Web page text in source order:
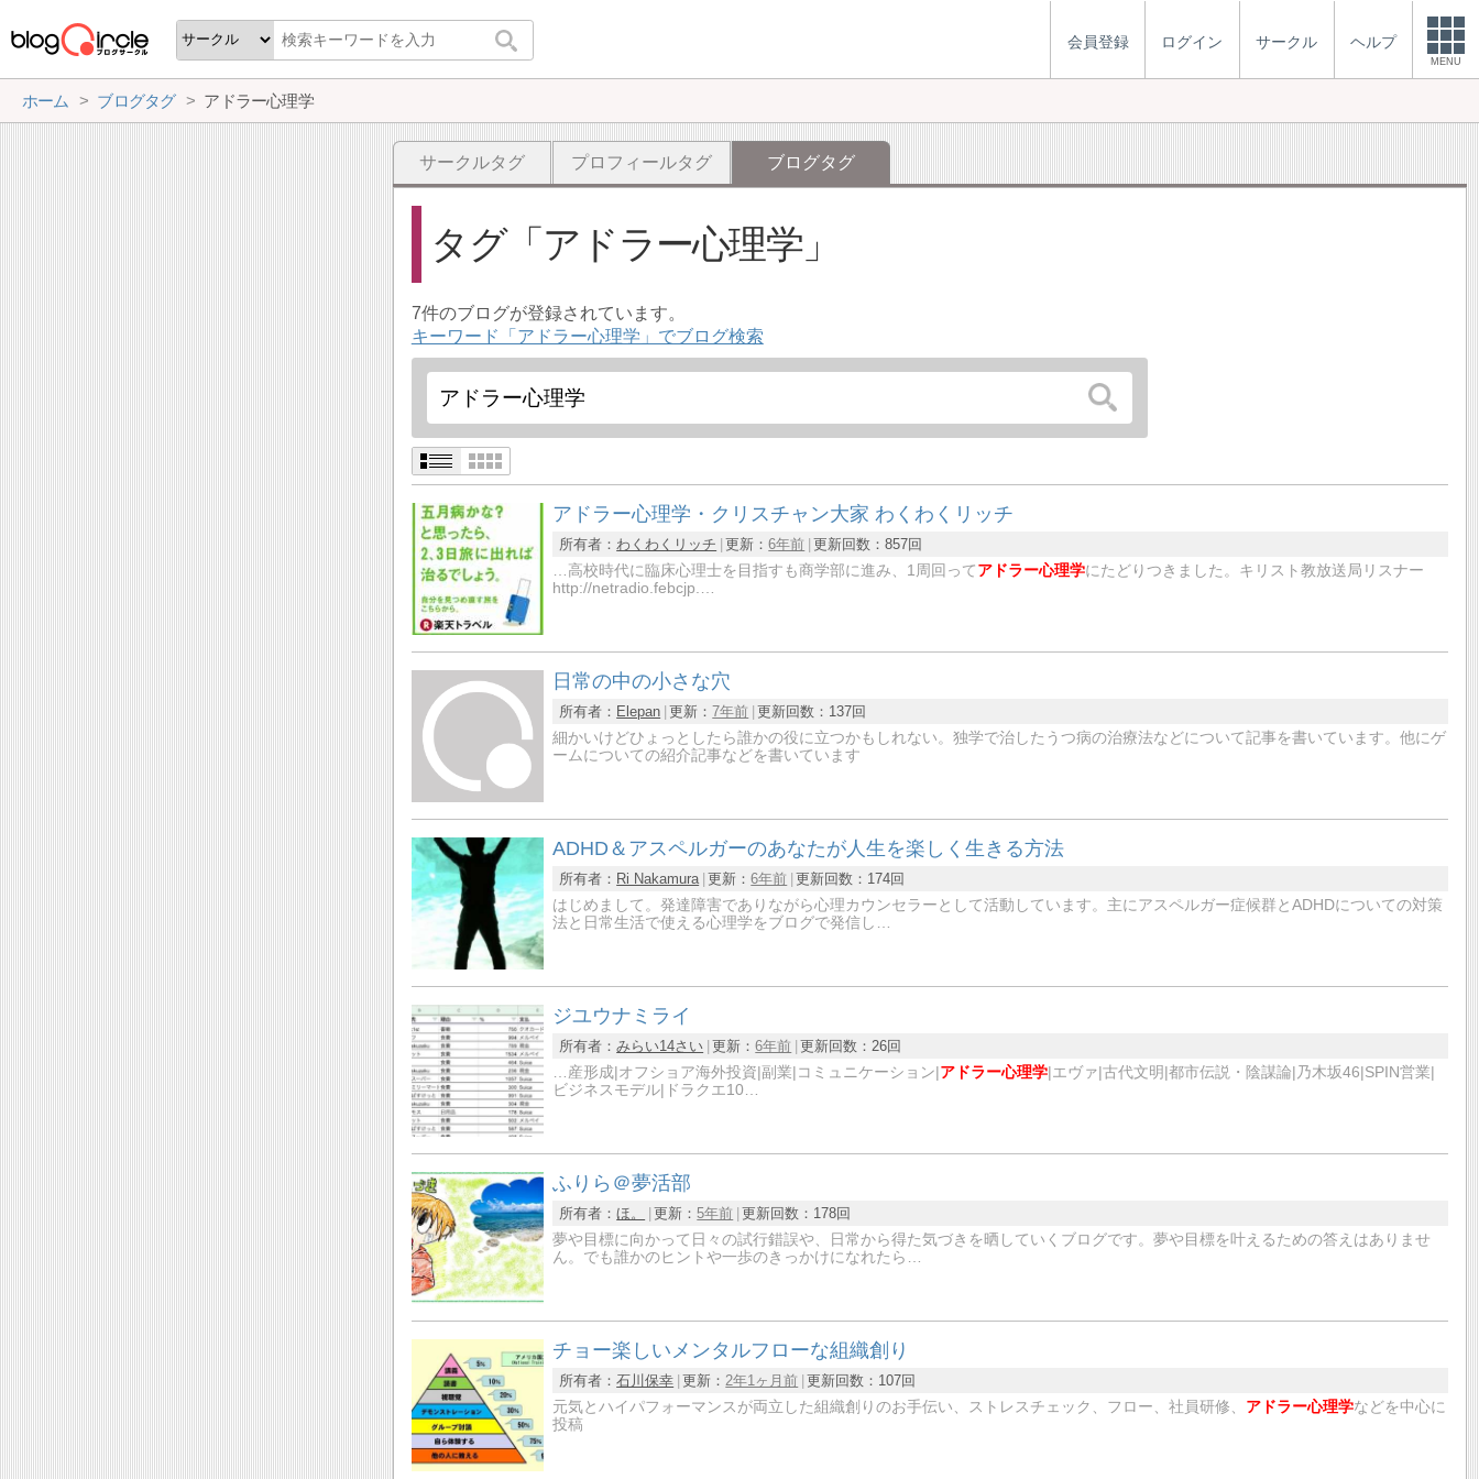
会員登録 ログイン サークル ヘルプ
MENU
ホーム ブログタグ アドラー心理学
サークルタグ プロフィールタグ ブログタグ
タグ アドラー心理学
7件のブログが登録されています。
キーワード「アドラー心理学」でブログ検索
アドラー心理学・クリスチャン大家 わくわくリッチ
所有者：わくわくリッチ 更新：6年前 更新回数：857回
…高校時代に臨床心理士を目指すも商学部に進み、1周回って アドラー心理学にたどりつきました。キリスト教放送局リスナー
http://netradio.febcjp.…
日常の中の小さな穴
所有者： Elepan 更新：7年前 更新回数： 137回
細かいけどひょっとしたら誰かの役に立つかもしれない。独学で治したうつ病の治療法などについて記事を書いています。他にゲ
ームについての紹介記事などを書いています
ADHD＆アスペルガーのあなたが人生を楽しく生きる方法
所有者： Ri Nakamura 更新：6年前 更新回数： 174回
はじめまして。発達障害でありながら心理カウンセラーとして活動しています。主にアスペルガー症候群とADHDについての対策
法と日常生活で使える心理学をブログで発信し…
ジユウナミライ
所有者：みらい14さい 更新：6年前 更新回数：26回
…産形成|オフショア海外投資|副業|コミュニケーション| アドラー心理学|エヴァ|古代文明|都市伝説・陰謀論|乃木坂46|SPIN営業|
ビジネスモデル|ドラクエ10…
ふりら＠夢活部
所有者：ほ。 更新：5年前 更新回数： 178回
夢や目標に向かって日々の試行錯誤や、日常から得た気づきを晒していくブログです。夢や目標を叶えるための答えはありませ
ん。でも誰かのヒントや一歩のきっかけになれたら…
チョー楽しいメンタルフローな組織創り
所有者：石川保幸 更新：2年1ヶ月前 更新回数： 107回
元気とハイパフォーマンスが両立した組織創りのお手伝い、ストレスチェック、フロー、社員研修、 アドラー心理学などを中心に
投稿